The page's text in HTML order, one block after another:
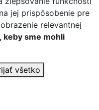
jej prispôsobenie pre
relevantnej
keby sme mohli
všetko